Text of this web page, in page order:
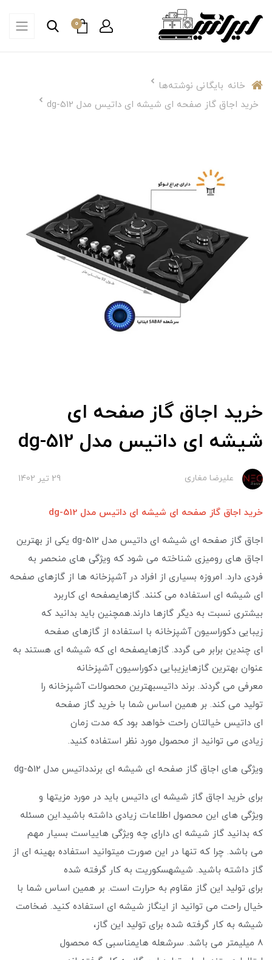
0
خانه بایگانی نوشته‌ها
خرید اجاق گاز صفحه ای شیشه ای داتیس مدل dg-512
خرید اجاق گاز صفحه ای
شیشه ای داتیس مدل dg-512
علیرضا مغاری 29 تير 1402
خرید اجاق گاز صفحه ای شیشه ای داتیس مدل dg-512
اجاق گاز صفحه ای شیشه ای داتیس مدل dg-512 یکی از بهترین
اجاق های رومیزی شناخته می شود که ویژگی های منحصر به
فردی دارد. امروزه بسیاری از افراد در آشپزخانه ‌ها از گازهای صفحه
ای شیشه ای استفاده می کنند. گازهایصفحه ای کاربرد
بیشتری نسبت به دیگر گازها دارند.همچنین باید بدانید که
زیبایی دکوراسیون آشپزخانه با استفاده از گازهای صفحه
ای چندین برابر می گردد. گازهایصفحه ای که شیشه ای هستند به
عنوان بهترین گازهایزیبایی دکوراسیون آشپزخانه
معرفی می‌ گردند. برند داتیسبهترین محصولات آشپزخانه را
تولید می کند. بر همین اساس شما با خرید گاز صفحه
ای داتیس خیالتان راحت خواهد بود که مدت زمان
زیادی می توانید از محصول مورد نظر استفاده کنید.
ویژگی های اجاق گاز صفحه ای شیشه ای برندداتیس مدل dg-512
برای خرید اجاق گاز شیشه ای داتیس باید در مورد مزیتها و
ویژگی های این محصول اطلاعات زیادی داشته باشید.این مسئله
که بدانید گاز شیشه ای دارای چه ویژگی هاییاست بسیار مهم
می ‌باشد. چرا که تنها در این صورت میتوانید استفاده بهینه ای از
گاز داشته باشید. شیشهسکوریت به کار گرفته شده
برای تولید این گاز مقاوم به حرارت است. بر همین اساس شما با
خیال راحت می توانید از اینگاز شیشه ای استفاده کنید. ضخامت
شیشه به کار گرفته شده برای تولید این گاز،
8 میلیمتر می ‌باشد. سرشعله هایمناسبی که محصول